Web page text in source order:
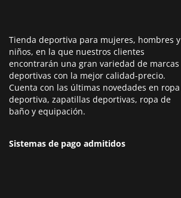
Tienda deportiva para mujeres, hombres y
niños, en la que nuestros clientes
encontrarán una gran variedad de marcas
deportivas con la mejor calidad-precio.
Cuenta con las últimas novedades en ropa
deportiva, zapatillas deportivas, ropa de
baño y equipación.
Sistemas de pago admitidos